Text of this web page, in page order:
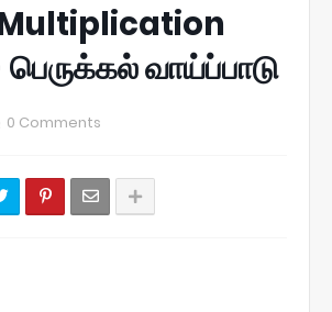
வாய்ப்பாடு
0 Comments